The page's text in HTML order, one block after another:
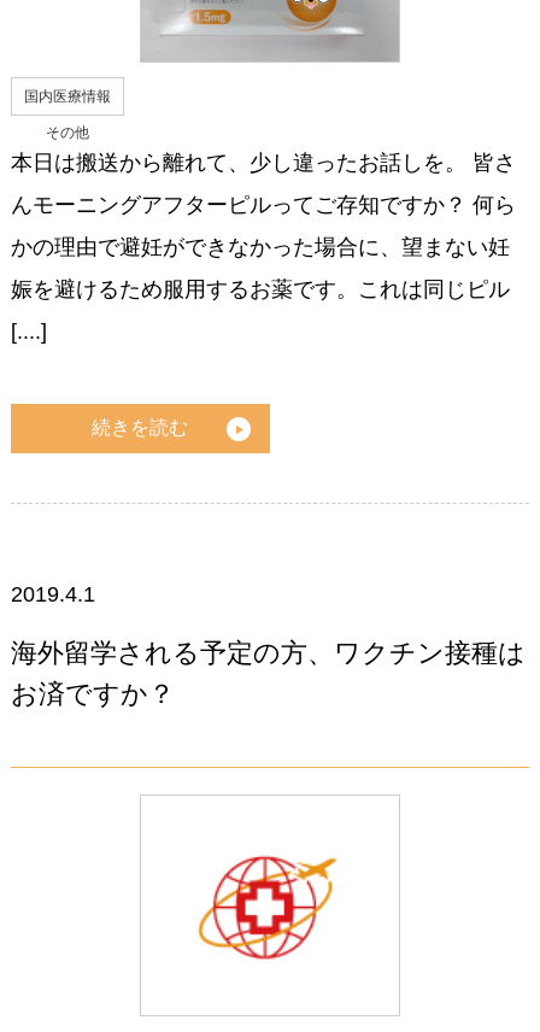
国内医療情報
その他
本日は搬送から離れて、少し違ったお話しを。 皆さ
んモーニングアフターピルってご存知ですか？ 何ら
かの理由で避妊ができなかった場合に、望まない妊
娠を避けるため服用するお薬です。これは同じピル
[....]
続きを読む
2019.4.1
海外留学される予定の方、ワクチン接種は
お済ですか？